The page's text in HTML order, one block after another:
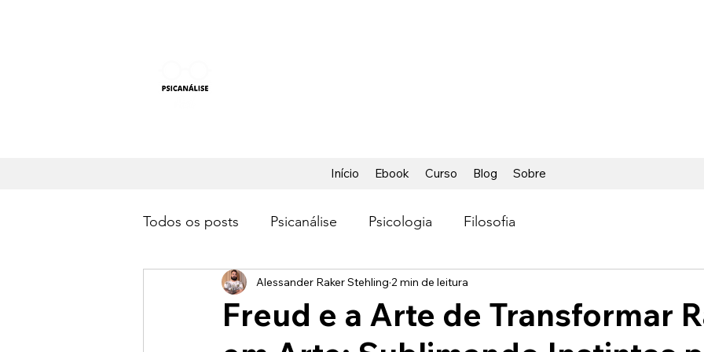
Início Ebook Curso Blog Sobre
Todos os posts Psicanálise Psicologia Filosofia
Freud e a Arte de Transformar
Alessander Raker Stehling 2 min de leitura